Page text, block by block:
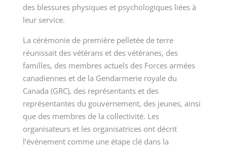
des blessures physiques et psychologiques liées à
leur service.
La cérémonie de première pelletée de terre
réunissait des vétérans et des vétéranes, des
familles, des membres actuels des Forces armées
canadiennes et de la Gendarmerie royale du
Canada (GRC), des représentants et des
représentantes du gouvernement, des jeunes, ainsi
que des membres de la collectivité. Les
organisateurs et les organisatrices ont décrit
l’événement comme une étape clé dans la